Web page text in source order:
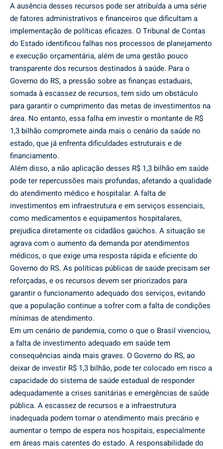
A ausência desses recursos pode ser atribuída a uma série
de fatores administrativos e financeiros que dificultam a
implementação de políticas eficazes. O Tribunal de Contas
do Estado identificou falhas nos processos de planejamento
e execução orçamentária, além de uma gestão pouco
transparente dos recursos destinados à saúde. Para o
Governo do RS, a pressão sobre as finanças estaduais,
somada à escassez de recursos, tem sido um obstáculo
para garantir o cumprimento das metas de investimentos na
área. No entanto, essa falha em investir o montante de R$
1,3 bilhão compromete ainda mais o cenário da saúde no
estado, que já enfrenta dificuldades estruturais e de
financiamento.
Além disso, a não aplicação desses R$ 1,3 bilhão em saúde
pode ter repercussões mais profundas, afetando a qualidade
do atendimento médico e hospitalar. A falta de
investimentos em infraestrutura e em serviços essenciais,
como medicamentos e equipamentos hospitalares,
prejudica diretamente os cidadãos gaúchos. A situação se
agrava com o aumento da demanda por atendimentos
médicos, o que exige uma resposta rápida e eficiente do
Governo do RS. As políticas públicas de saúde precisam ser
reforçadas, e os recursos devem ser priorizados para
garantir o funcionamento adequado dos serviços, evitando
que a população continue a sofrer com a falta de condições
mínimas de atendimento.
Em um cenário de pandemia, como o que o Brasil vivenciou,
a falta de investimento adequado em saúde tem
consequências ainda mais graves. O Governo do RS, ao
deixar de investir R$ 1,3 bilhão, pode ter colocado em risco a
capacidade do sistema de saúde estadual de responder
adequadamente a crises sanitárias e emergências de saúde
pública. A escassez de recursos e a infraestrutura
inadequada podem tornar o atendimento mais precário e
aumentar o tempo de espera nos hospitais, especialmente
em áreas mais carentes do estado. A responsabilidade do